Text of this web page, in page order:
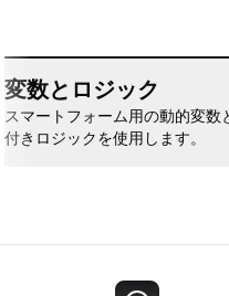
変数とロジック
スマートフォーム用の動的変数
付きロジックを使用します。